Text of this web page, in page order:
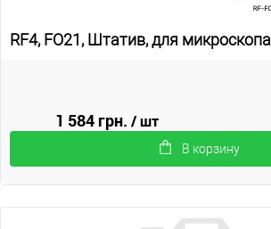
RF4, FO21, Штатив, для микроскопа
1 584 грн./ шт
В корзину